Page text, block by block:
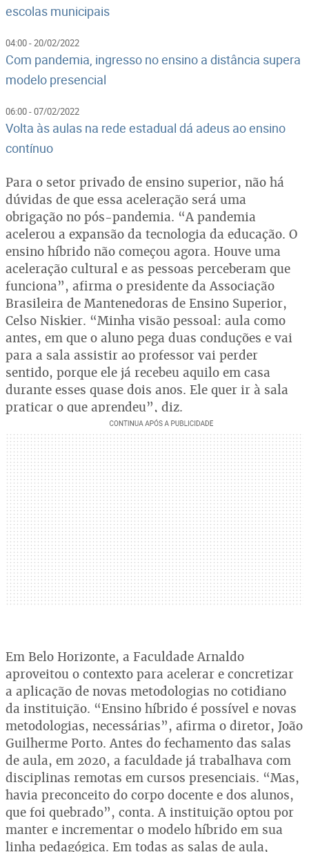
escolas municipais
04:00 - 20/02/2022
Com pandemia, ingresso no ensino a distância supera
modelo presencial
06:00 - 07/02/2022
Volta às aulas na rede estadual dá adeus ao ensino
contínuo
Para o setor privado de ensino superior, não há
dúvidas de que essa aceleração será uma
obrigação no pós-pandemia. “A pandemia
acelerou a expansão da tecnologia da educação. O
ensino híbrido não começou agora. Houve uma
aceleração cultural e as pessoas perceberam que
funciona”, afirma o presidente da Associação
Brasileira de Mantenedoras de Ensino Superior,
Celso Niskier. “Minha visão pessoal: aula como
antes, em que o aluno pega duas conduções e vai
para a sala assistir ao professor vai perder
sentido, porque ele já recebeu aquilo em casa
durante esses quase dois anos. Ele quer ir à sala
praticar o que aprendeu”, diz.
Em Belo Horizonte, a Faculdade Arnaldo
aproveitou o contexto para acelerar e concretizar
a aplicação de novas metodologias no cotidiano
da instituição. “Ensino híbrido é possível e novas
metodologias, necessárias”, afirma o diretor, João
Guilherme Porto. Antes do fechamento das salas
de aula, em 2020, a faculdade já trabalhava com
disciplinas remotas em cursos presenciais. “Mas,
havia preconceito do corpo docente e dos alunos,
que foi quebrado”, conta. A instituição optou por
manter e incrementar o modelo híbrido em sua
linha pedagógica. Em todas as salas de aula,